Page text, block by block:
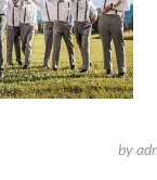
by